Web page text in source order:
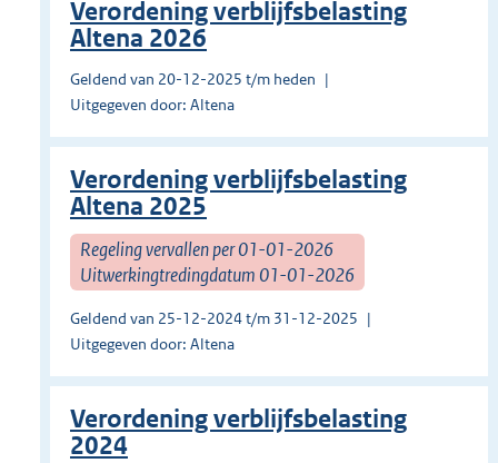
Verordening verblijfsbelasting
Altena 2026
Geldend van 20-12-2025 t/m heden
Uitgegeven door: Altena
Verordening verblijfsbelasting
Altena 2025
Regeling vervallen per 01-01-2026
Uitwerkingtredingdatum 01-01-2026
Geldend van 25-12-2024 t/m 31-12-2025
Uitgegeven door: Altena
Verordening verblijfsbelasting
2024